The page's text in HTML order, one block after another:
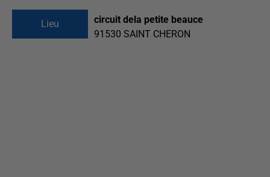
Lieu
circuit dela petite beauce
91530 SAINT CHERON